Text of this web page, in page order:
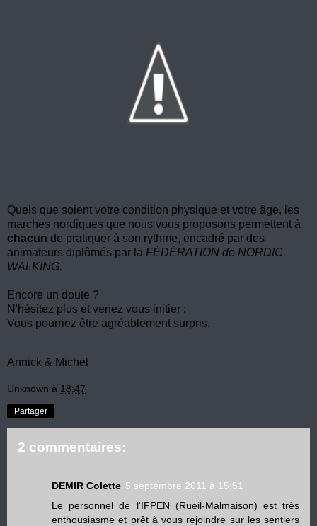
Quels que soient votre condition physique et votre âge, les
marches nordiques que nous vous proposons permettent à
chacun de pratiquer à son rythme, encadré par des
animateurs diplômés par la FÉDÉRATION de NORDIC
WALKING.
Encore un doute ?
N'hésitez plus et venez vous initier :
Vous pourriez être agréablement surpris.
Annick & Michel
Unknown à 18:47
Partager
2 commentaires:
DEMIR Colette 5 septembre 2011 à 15:51
Le personnel de l'IFPEN (Rueil-Malmaison) est très
enthousiasme et prêt à vous rejoindre sur les sentiers